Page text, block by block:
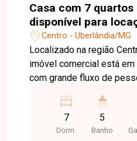
Casa com 7
disponível para
Centro em
Centro - Uberlândia/MG
Localizado na região
imóvel comercial está
com grande fluxo de
buscam visibilidade e praticidade. O
estilo sobrado comercial,
salas no pavimento
7
Dorm.
5
Banho